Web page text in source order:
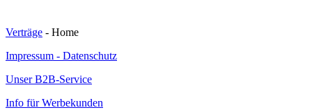
Verträge - Home
Impressum - Datenschutz
Unser B2B-Service
Info für Werbekunden